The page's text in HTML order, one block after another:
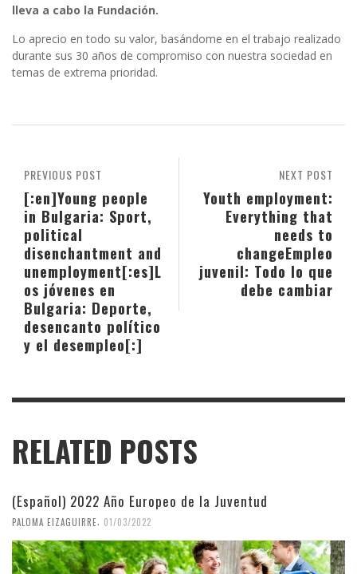
lleva a cabo la Fundación.
Lo aprecio en todo su valor, basándome en el trabajo realizado
durante sus 30 años de compromiso con nuestra sociedad en
temas de extrema prioridad.
NEXT POST
Youth employment:
Everything that
needs to
changeEmpleo
juvenil: Todo lo que
debe cambiar
PREVIOUS POST
[:en]Young people
in Bulgaria: Sport,
political
disenchantment and
unemployment[:es]L
os jóvenes en
Bulgaria: Deporte,
desencanto político
y el desempleo[:]
RELATED POSTS
(Español) 2022 Año Europeo de la Juventud
PALOMA EIZAGUIRRE, 01/03/2022